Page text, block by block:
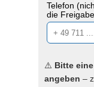
Telefon
die
⚠️ Bitte
angeben –